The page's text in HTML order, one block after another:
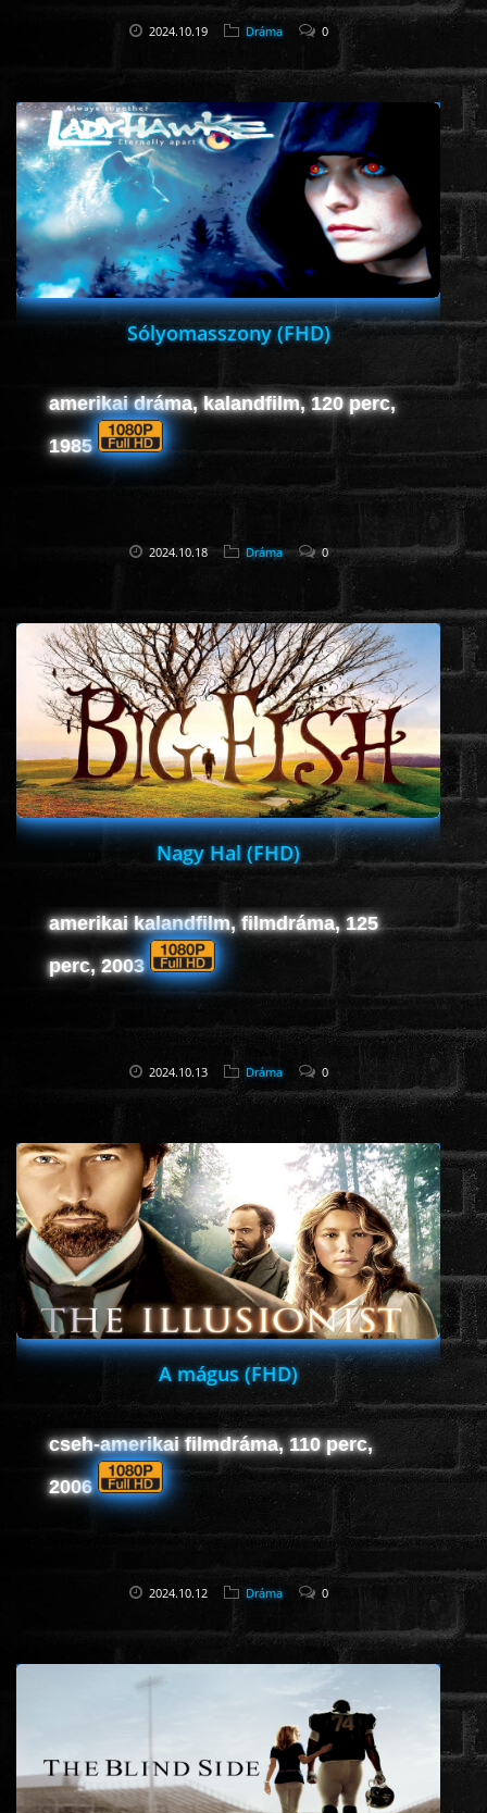
2024.10.19 Dráma 0
Sólyomasszony (FHD)
amerikai dráma, kalandfilm, 120 perc,
1985
2024.10.18 Dráma 0
Nagy Hal (FHD)
amerikai kalandfilm, filmdráma, 125
perc, 2003
2024.10.13 Dráma 0
A mágus (FHD)
cseh-amerikai filmdráma, 110 perc,
2006
2024.10.12 Dráma 0